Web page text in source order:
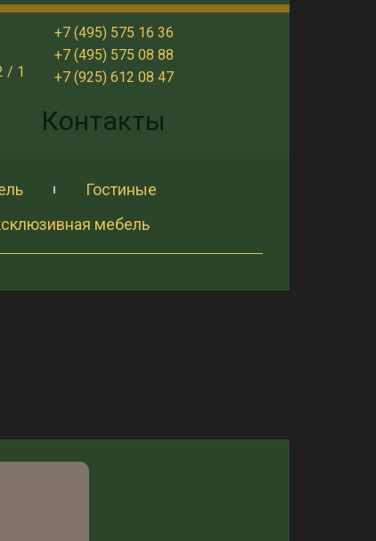
Контакты
+7 (495) 575 16 36
+7 (495) 575 08 88
+7 (925) 612 08 47
/ 1
Гостиные
мебель